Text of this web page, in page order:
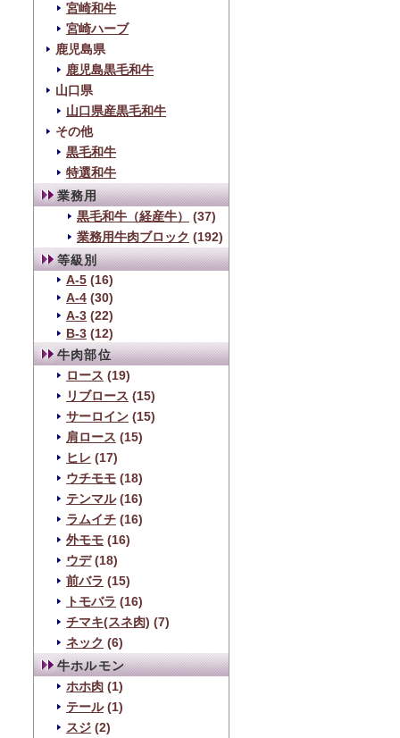
宮崎和牛
宮崎ハーブ
鹿児島県
鹿児島黒毛和牛
山口県
山口県産黒毛和牛
その他
黒毛和牛
特選和牛
業務用
黒毛和牛（経産牛）
(37)
業務用牛肉ブロック (192)
等級別
A-5 (16)
A-4 (30)
A-3 (22)
B-3 (12)
牛肉部位
ロース (19)
リブロース (15)
サーロイン (15)
肩ロース (15)
ヒレ (17)
ウチモモ (18)
テンマル(16)
ラムイチ (16)
外モモ (16)
ウデ(18)
前バラ (15)
トモバラ (16)
チマキ(スネ肉) (7)
ネック (6)
牛ホルモン
ホホ肉 (1)
テール(1)
スジ (2)